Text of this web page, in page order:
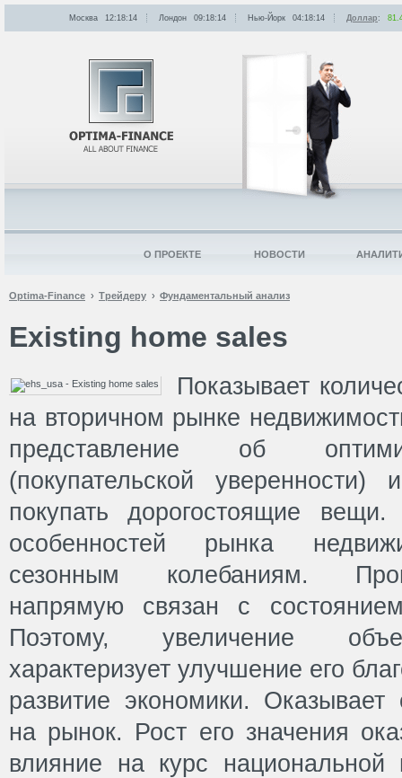
Optima-Finance Трейдеру Фундаментальный анализ
Existing home sales
Показывает
на вторичном рынке
представление об
(покупательской
покупать дорогостоящие
особенностей рынка
сезонным колебаниям.
напрямую связан с
Поэтому, увеличение
характеризует улучшение его
развитие экономики. Оказывает
на рынок. Рост его значения
влияние на курс национальной
Москва 12:18:14 Лондон 09:18:14 Нью-Йорк 04:18:14 Доллар:
О ПРОЕКТЕ НОВОСТИ